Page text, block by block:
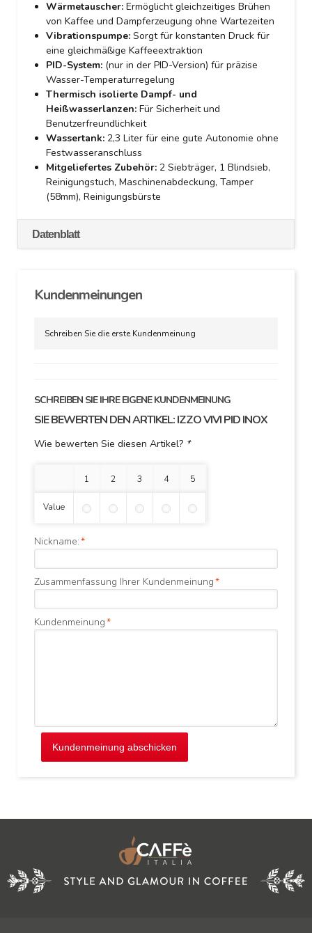
Wärmetauscher: Ermöglicht gleichzeitiges Brühen
von Kaffee und Dampferzeugung ohne Wartezeiten
Vibrationspumpe: Sorgt für konstanten Druck für
eine gleichmäßige Kaffeeextraktion
PID-System: (nur in der PID-Version) für präzise
Wasser-Temperaturregelung
Thermisch isolierte Dampf- und
Heißwasserlanzen: Für Sicherheit und
Benutzerfreundlichkeit
Wassertank: 2,3 Liter für eine gute Autonomie ohne
Festwasseranschluss
Mitgeliefertes Zubehör: 2 Siebträger, 1 Blindsieb,
Reinigungstuch, Maschinenabdeckung, Tamper
(58mm), Reinigungsbürste
Datenblatt
Kundenmeinungen
Schreiben Sie die erste Kundenmeinung
SCHREIBEN SIE IHRE EIGENE KUNDENMEINUNG
SIE BEWERTEN DEN ARTIKEL:IZZO VIVI PID INOX
Wie bewerten Sie diesen Artikel? *
1 Stern 2 Sterne3 Sterne4 Sterne5 Sterne
Value
*
Nickname:
*
Zusammenfassung Ihrer Kundenmeinung
*
Kundenmeinung
Kundenmeinung abschicken